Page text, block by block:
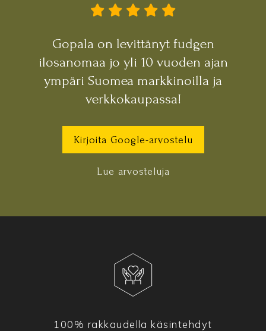
Gopala on levittänyt fudgen
ilosanomaa jo yli 10 vuoden ajan
ympäri Suomea markkinoilla ja
verkkokaupassa!
Kirjoita Google-arvostelu
Lue arvosteluja
100% rakkaudella käsintehdyt